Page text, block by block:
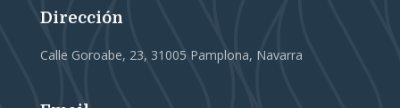
Dirección
Calle Goroabe, 23, 31005 Pamplona, Navarra